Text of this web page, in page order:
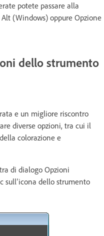
potete passare alla
(Windows) oppure Opzione
dello strumento
e un migliore riscontro
diverse opzioni, tra cui il
colorazione e
di dialogo Opzioni
sull’icona dello strumento